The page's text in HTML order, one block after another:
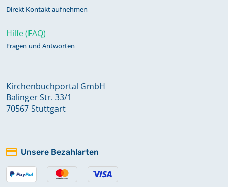
Direkt Kontakt aufnehmen
Hilfe (FAQ)
Fragen und Antworten
Kirchenbuchportal GmbH
Balinger Str. 33/1
70567 Stuttgart
Unsere Bezahlarten